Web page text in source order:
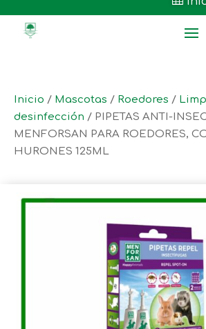
Inicio / Mascotas / Roedores /
desinfección / PIPETAS ANTI-
MENFORSAN PARA ROEDORES,
HURONES 125ML